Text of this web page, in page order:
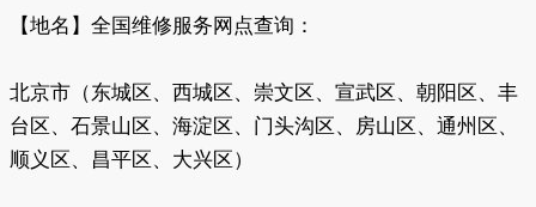
【地名】全国维修服务网点查询：
北京市（东城区、西城区、崇文区、宣武区、朝阳区、丰
台区、石景山区、海淀区、门头沟区、房山区、通州区、
顺义区、昌平区、大兴区）